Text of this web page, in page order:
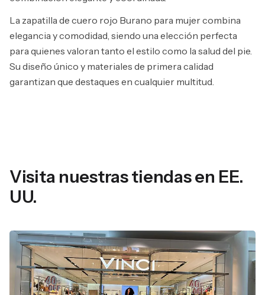
La zapatilla de cuero rojo Burano para mujer combina
elegancia y comodidad, siendo una elección perfecta
para quienes valoran tanto el estilo como la salud del pie.
Su diseño único y materiales de primera calidad
garantizan que destaques en cualquier multitud.
Visita nuestras tiendas en EE.
UU.